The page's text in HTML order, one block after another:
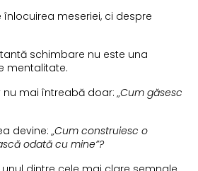
meseriei, ci despre
schimbare nu este una
mentalitate.
nu mai întreabă doar:„Cum găsesc
devine:„Cum construiesc o
odată cu mine”?